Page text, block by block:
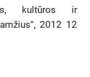
kultūros ir
2012 12